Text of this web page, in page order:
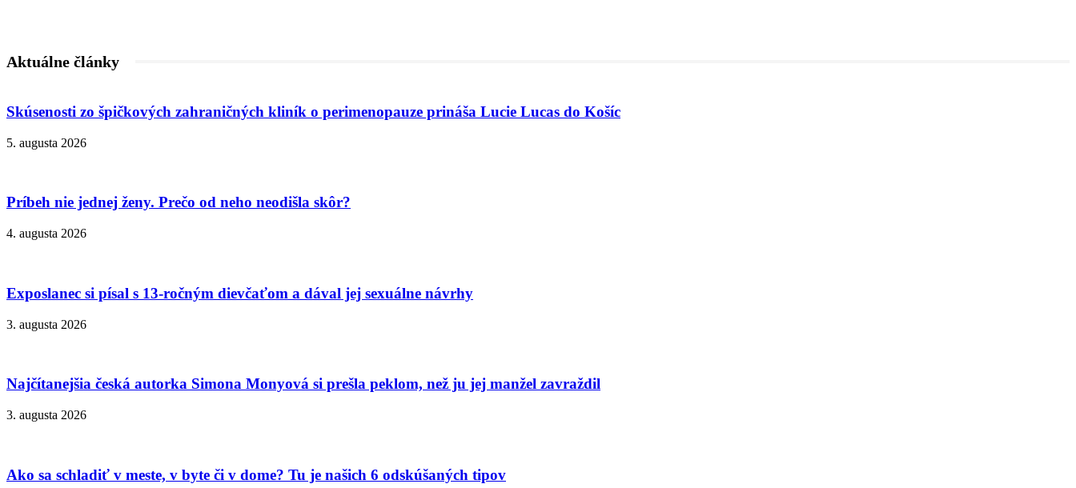
Aktuálne články
Skúsenosti zo špičkových zahraničných kliník o perimenopauze prináša Lucie Lucas do Košíc
5. augusta 2026
Príbeh nie jednej ženy. Prečo od neho neodišla skôr?
4. augusta 2026
Exposlanec si písal s 13-ročným dievčaťom a dával jej sexuálne návrhy
3. augusta 2026
Najčítanejšia česká autorka Simona Monyová si prešla peklom, než ju jej manžel zavraždil
3. augusta 2026
Ako sa schladiť v meste, v byte či v dome? Tu je našich 6 odskúšaných tipov